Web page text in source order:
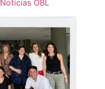
Noticias OBL